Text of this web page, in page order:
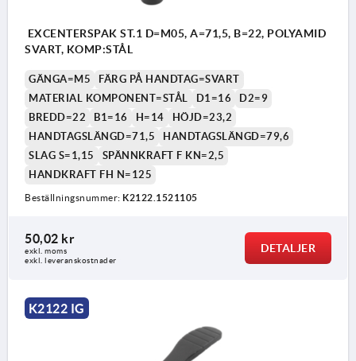
EXCENTERSPAK ST.1 D=M05, A=71,5, B=22, POLYAMID
SVART, KOMP:STÅL
GÄNGA=M5
FÄRG PÅ HANDTAG=SVART
MATERIAL KOMPONENT=STÅL
D1=16
D2=9
BREDD=22
B1=16 H=14
HÖJD=23,2
HANDTAGSLÄNGD=71,5
HANDTAGSLÄNGD=79,6
SLAG S=1,15
SPÄNNKRAFT F KN=2,5
HANDKRAFT FH N=125
Beställningsnummer: K2122.1521105
50,02 kr
exkl. moms
exkl. leveranskostnader
DETALJER
K2122 IG